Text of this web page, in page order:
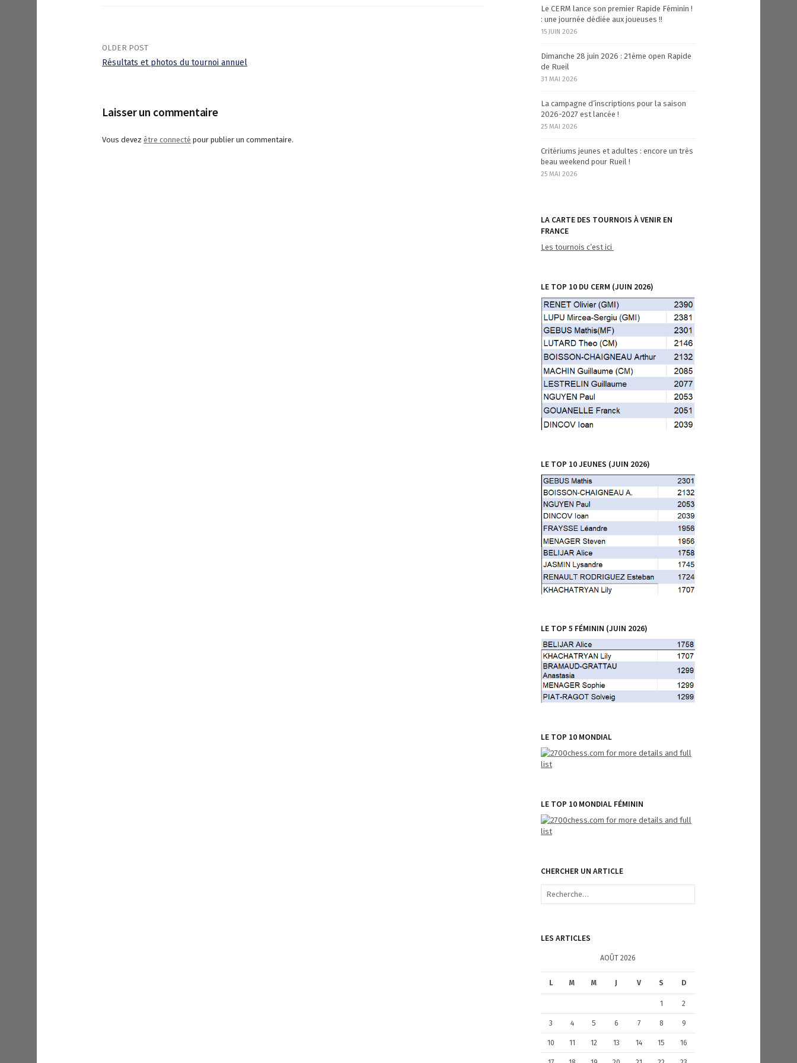
o
s
OLDER POST
Résultats et photos du tournoi annuel
Laisser un commentaire
Vous devez être connecté pour publier un commentaire.
Le CERM lance son premier Rapide Féminin !
: une journée dédiée aux joueuses !!
15 JUIN 2026
Dimanche 28 juin 2026 : 21ème open Rapide
de Rueil
31 MAI 2026
La campagne d’inscriptions pour la saison
2026-2027 est lancée !
25 MAI 2026
Critériums jeunes et adultes : encore un très
beau weekend pour Rueil !
25 MAI 2026
LA CARTE DES TOURNOIS À VENIR EN
FRANCE
Les tournois c’est ici
LE TOP 10 DU CERM (JUIN 2026)
LE TOP 10 JEUNES (JUIN 2026)
LE TOP 5 FÉMININ (JUIN 2026)
LE TOP 10 MONDIAL
LE TOP 10 MONDIAL FÉMININ
CHERCHER UN ARTICLE
R
r
:
LES ARTICLES
AOÛT 2026
L M M J V S D
1 2
3 4 5 6 7 8 9
10 11 12 13 14 15 16